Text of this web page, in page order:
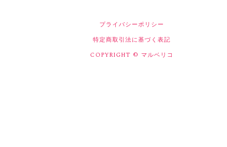
プライバシーポリシー
特定商取引法に基づく表記
COPYRIGHT © マルベリコ